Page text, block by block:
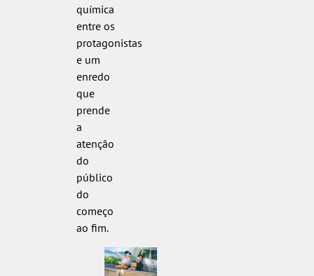
química
entre os
protagonistas
e um
enredo
que
prende
a
atenção
do
público
do
começo
ao fim.